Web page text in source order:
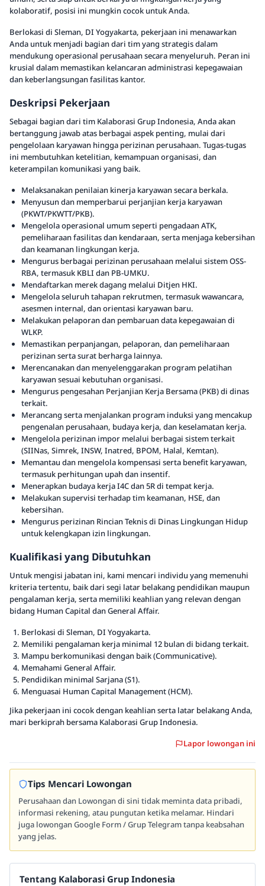
kolaboratif, posisi ini mungkin cocok untuk Anda.
Berlokasi di Sleman, DI Yogyakarta, pekerjaan ini menawarkan
Anda untuk menjadi bagian dari tim yang strategis dalam
mendukung operasional perusahaan secara menyeluruh. Peran ini
krusial dalam memastikan kelancaran administrasi kepegawaian
dan keberlangsungan fasilitas kantor.
Deskripsi Pekerjaan
Sebagai bagian dari tim Kalaborasi Grup Indonesia, Anda akan
bertanggung jawab atas berbagai aspek penting, mulai dari
pengelolaan karyawan hingga perizinan perusahaan. Tugas-tugas
ini membutuhkan ketelitian, kemampuan organisasi, dan
keterampilan komunikasi yang baik.
Melaksanakan penilaian kinerja karyawan secara berkala.
Menyusun dan memperbarui perjanjian kerja karyawan
(PKWT/PKWTT/PKB).
Mengelola operasional umum seperti pengadaan ATK,
pemeliharaan fasilitas dan kendaraan, serta menjaga kebersihan
dan keamanan lingkungan kerja.
Mengurus berbagai perizinan perusahaan melalui sistem OSS-
RBA, termasuk KBLI dan PB-UMKU.
Mendaftarkan merek dagang melalui Ditjen HKI.
Mengelola seluruh tahapan rekrutmen, termasuk wawancara,
asesmen internal, dan orientasi karyawan baru.
Melakukan pelaporan dan pembaruan data kepegawaian di
WLKP.
Memastikan perpanjangan, pelaporan, dan pemeliharaan
perizinan serta surat berharga lainnya.
Merencanakan dan menyelenggarakan program pelatihan
karyawan sesuai kebutuhan organisasi.
Mengurus pengesahan Perjanjian Kerja Bersama (PKB) di dinas
terkait.
Merancang serta menjalankan program induksi yang mencakup
pengenalan perusahaan, budaya kerja, dan keselamatan kerja.
Mengelola perizinan impor melalui berbagai sistem terkait
(SIINas, Simrek, INSW, Inatred, BPOM, Halal, Kemtan).
Memantau dan mengelola kompensasi serta benefit karyawan,
termasuk perhitungan upah dan insentif.
Menerapkan budaya kerja I4C dan 5R di tempat kerja.
Melakukan supervisi terhadap tim keamanan, HSE, dan
kebersihan.
Mengurus perizinan Rincian Teknis di Dinas Lingkungan Hidup
untuk kelengkapan izin lingkungan.
Kualifikasi yang Dibutuhkan
Untuk mengisi jabatan ini, kami mencari individu yang memenuhi
kriteria tertentu, baik dari segi latar belakang pendidikan maupun
pengalaman kerja, serta memiliki keahlian yang relevan dengan
bidang Human Capital dan General Affair.
Berlokasi di Sleman, DI Yogyakarta.
Memiliki pengalaman kerja minimal 12 bulan di bidang terkait.
Mampu berkomunikasi dengan baik (Communicative).
Memahami General Affair.
Pendidikan minimal Sarjana (S1).
Menguasai Human Capital Management (HCM).
Jika pekerjaan ini cocok dengan keahlian serta latar belakang Anda,
mari berkiprah bersama Kalaborasi Grup Indonesia.
Lapor lowongan ini
Tips Mencari Lowongan
Perusahaan dan Lowongan di sini tidak meminta data pribadi,
informasi rekening, atau pungutan ketika melamar. Hindari
juga lowongan Google Form / Grup Telegram tanpa keabsahan
yang jelas.
Tentang Kalaborasi Grup Indonesia